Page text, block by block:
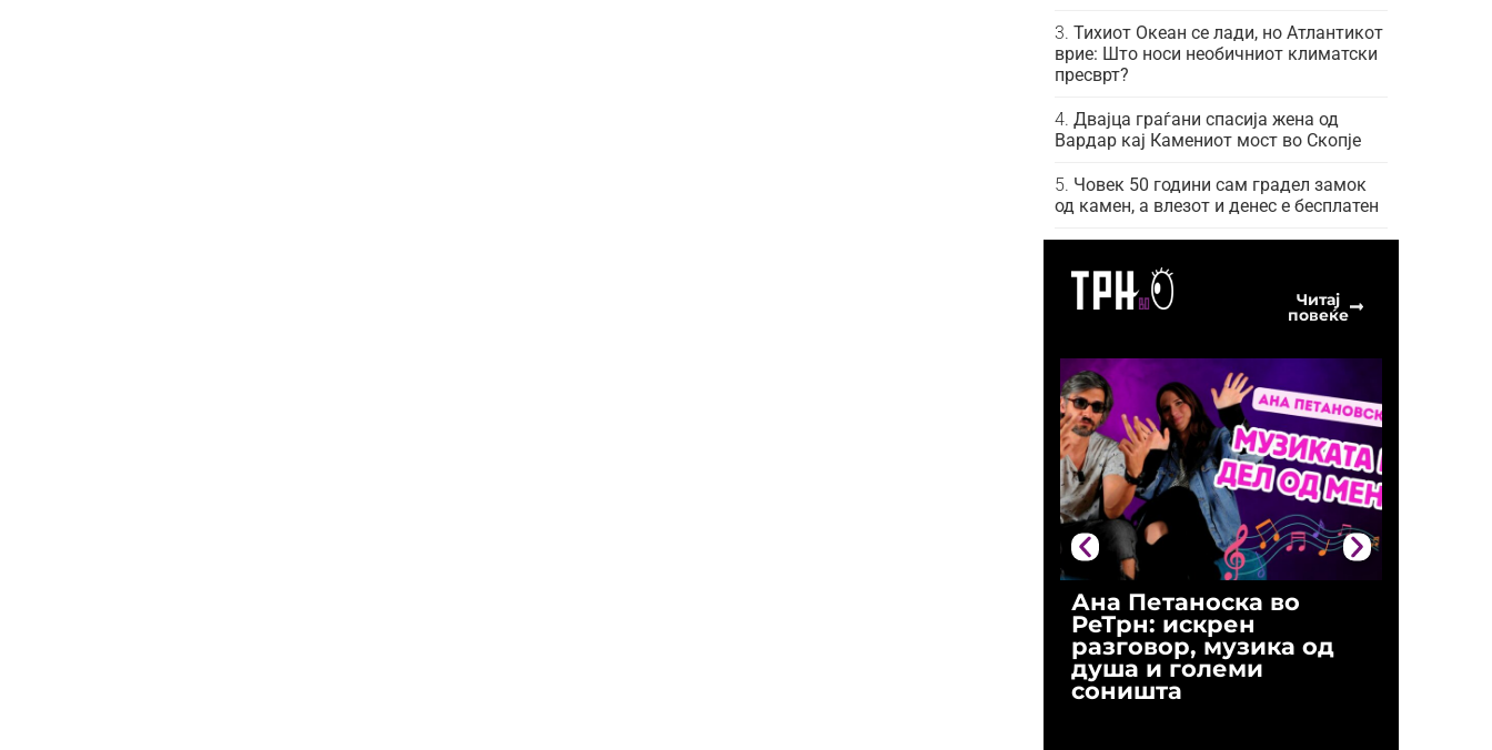
Тихиот Океан се лади, но Атлантикот
врие: Што носи необичниот климатски
пресврт?
Двајца граѓани спасија жена од
Вардар кај Камениот мост во Скопје
Човек 50 години сам градел замок
од камен, а влезот и денес е бесплатен
Читај
повеќе
Ана Петаноска во
РеТрн: искрен
разговор, музика од
душа и големи
соништа